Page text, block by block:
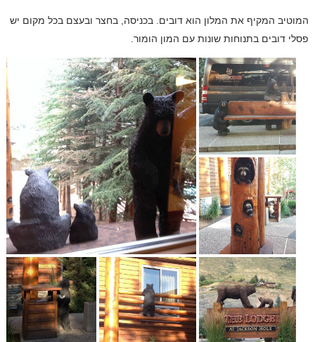
המוטיב המקיף את המלון הוא דובים. בכניסה, בחצר ובעצם בכל מקום יש
פסלי דובים בתנוחות שונות עם המון הומור.